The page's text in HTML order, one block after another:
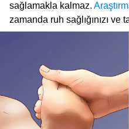
sağlamakla kalmaz.
zamanda ruh sağlığınızı